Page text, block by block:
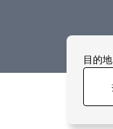
目的地